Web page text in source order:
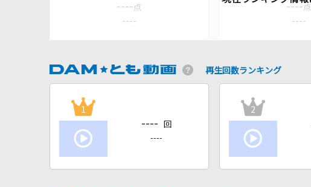
---- 点
----
---- 点
----
再生回数ランキング
1
---- 回
----
2